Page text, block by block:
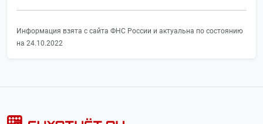
Информация взята с сайта ФНС России и актуальна по состоянию
на 24.10.2022